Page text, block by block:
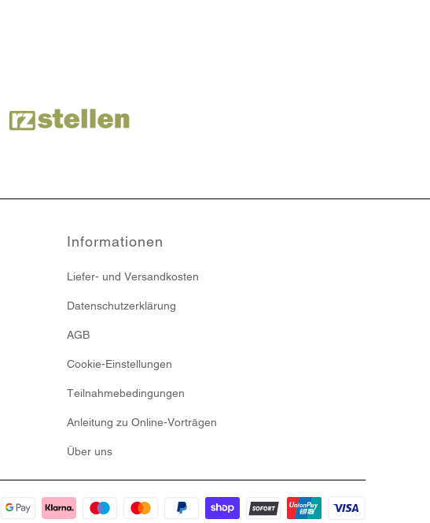
Informationen
Liefer- und Versandkosten
Datenschutzerklärung
AGB
Cookie-Einstellungen
Teilnahmebedingungen
Anleitung zu Online-Vorträgen
Über uns